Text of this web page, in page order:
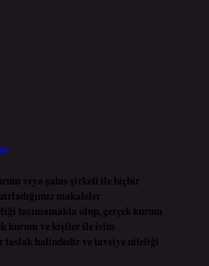
veya şahıs şirketi ile hiçbir
makaleler
taşımamakta olup, gerçek kurum
kurum ve kişiler ile isim
taslak halindedir ve tavsiye niteliği